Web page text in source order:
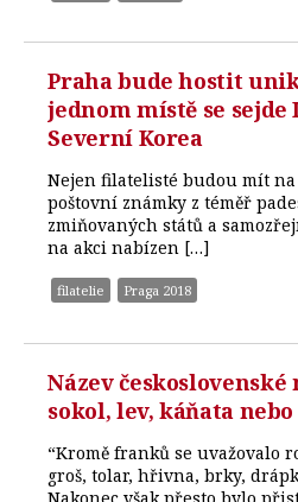
Praha bude hostit
jednom místě se
Severní Korea
Nejen filatelisté budou mít
poštovní známky z téměř
zmiňovaných států a
na akci nabízen […]
filatelie Praga 2018
Název
sokol, lev, káňata
“Kromě franků se uvažovalo
groš, tolar, hřivna, brky,